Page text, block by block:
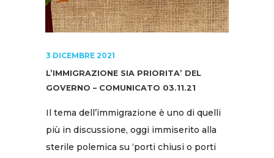
3 DICEMBRE 2021
L’IMMIGRAZIONE SIA PRIORITA’ DEL
GOVERNO – COMUNICATO 03.11.21
Il tema dell’immigrazione è uno di quelli
più in discussione, oggi immiserito alla
sterile polemica su ‘porti chiusi o porti